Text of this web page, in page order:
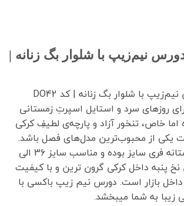
با شلوار بگ زنانه |
ست صورتی دورس نیم‌زیپ با شلوار بگ زنانه | کد DO42
سرد و استایل اسپرت‌ِ زمستانی
تنخور آزاد و پارچه‌ی لطیفِ کرکی
محبوب‌ترین مدل‌های فصل باشد.
این ست زنانه زمستانه فری سایز بوده و مناسب سایز 36 الی
داخل کرکی گرون ترین و با کیفیت
است. دورس نیم زیپ باکسی با
شما میبخشد.